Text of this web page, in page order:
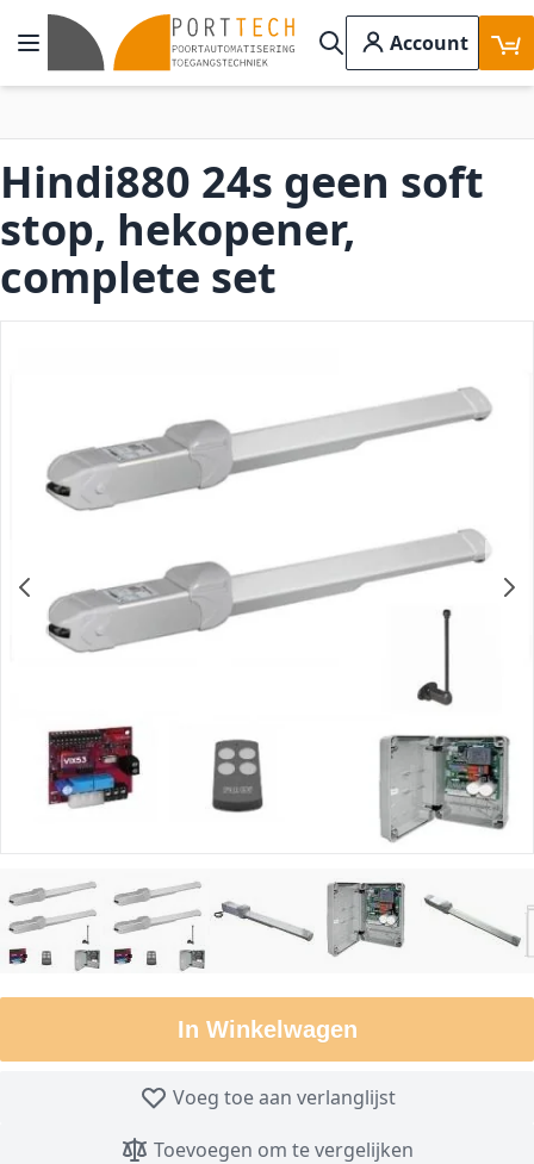
Ga naar de inhoud
Toggle Nav
Search
Account
In Winkelwagen
Voeg toe aan verlanglijst
Toevoegen om te vergelijken
Hindi880 24s geen soft
stop, hekopener,
complete set